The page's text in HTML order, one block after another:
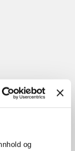
og